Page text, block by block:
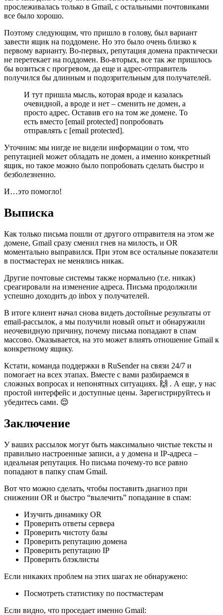
прослеживалась только в Gmail, с остальными почтовиками
все было хорошо.
Поэтому следующим, что пришло в голову, был вариант
завести ящик на поддомене. Но это было очень близко к
первому варианту. Во-первых, репутация домена практически
не перетекает на поддомен. Во-вторых, все так же пришлось
бы возиться с прогревом, да еще и адрес-отправитель
получился бы длинным и подозрительным для получателей.
И тут пришла мысль, которая вроде и казалась
очевидной, а вроде и нет – сменить не домен, а
просто адрес. Оставив его на том же домене. То
есть вместо [email protected] попробовать
отправлять с [email protected].
Уточним: мы нигде не видели информации о том, что
репутацией может обладать не домен, а именно конкретный
ящик, но такое можно было попробовать сделать быстро и
безболезненно.
И…это помогло!
Выписка
Как только письма пошли от другого отправителя на этом же
домене, Gmail сразу сменил гнев на милость, и OR
моментально выправился. При этом все остальные показатели
в постмастерах не менялись никак.
Другие почтовые системы также нормально (т.е. никак)
среагировали на изменение адреса. Письма продолжили
успешно доходить до inbox у получателей.
В итоге клиент начал снова видеть достойные результаты от
email-рассылок, а мы получили новый опыт и обнаружили
неочевидную причину, почему письма попадают в спам
массово. Оказывается, на это может влиять отношение Gmail к
конкретному ящику.
Кстати, команда поддержки в RuSender на связи 24/7 и
помогает на всех этапах. Вместе с вами разбираемся в
сложных вопросах и непонятных ситуациях. 🙌 . А еще, у нас
простой интерфейс и доступные цены. Зарегистрируйтесь и
убедитесь сами. 😌
Заключение
У ваших рассылок могут быть максимально чистые тексты и
правильно настроенные записи, а у домена и IP-адреса –
идеальная репутация. Но письма почему-то все равно
попадают в папку спам Gmail.
Вот что можно сделать, чтобы поставить диагноз при
снижении OR и быстро “вылечить” попадание в спам:
Изучить динамику OR
Проверить ответы сервера
Проверить чистоту базы
Проверить репутацию домена
Проверить репутацию IP
Проверить блэклисты
Если никаких проблем на этих шагах не обнаружено:
Посмотреть статистику по постмастерам
Если видно, что проседает именно Gmail: